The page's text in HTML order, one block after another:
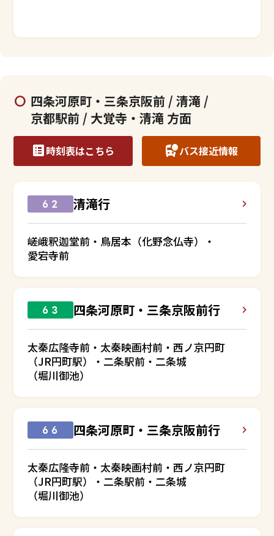
四条河原町・三条京阪前 / 清滝 /
京都駅前 / 大覚寺・清滝 方面
時刻表はこちら バス接近情報
６２ 清滝行
嵯峨釈迦堂前・鳥居本（化野念仏寺）・
愛宕寺前
６３ 四条河原町・三条京阪前行
太秦広隆寺前・太秦映画村前・西ノ京円町
（JR円町駅）・二条駅前・二条城
（堀川御池）
６６ 四条河原町・三条京阪前行
太秦広隆寺前・太秦映画村前・西ノ京円町
（JR円町駅）・二条駅前・二条城
（堀川御池）